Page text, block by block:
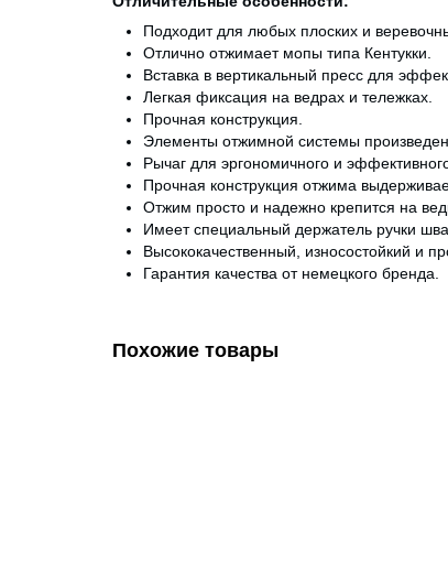
Подходит для любых плоских и
Отлично отжимает мопы типа Кентукки.
Вставка в вертикальный пресс для
Легкая фиксация на ведрах и тележках.
Прочная конструкция.
Элементы отжимной системы
Рычаг для эргономичного и
Прочная конструкция отжима
Отжим просто и надежно крепится на
Имеет специальный держатель ручки
Высококачественный, износостойкий и
Гарантия качества от немецкого бренда.
Похожие товары